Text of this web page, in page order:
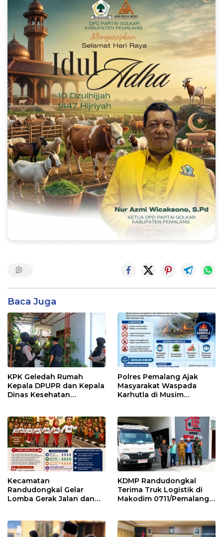
Baca Juga
KPK Geledah Rumah
Kepala DPUPR dan Kepala
Dinas Kesehatan
Polres Pemalang Ajak
Masyarakat Waspada
Karhutla di Musim
Kecamatan
Randudongkal Gelar
Lomba Gerak Jalan dan
KDMP Randudongkal
Terima Truk Logistik di
Makodim 0711/Pemalang